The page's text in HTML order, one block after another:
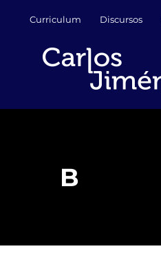
contenido
Curriculum Discursos
B